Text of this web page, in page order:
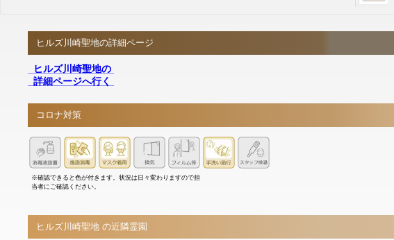
ヒルズ川崎聖地の詳細ページ
ヒルズ川崎聖地の
詳細ページへ行く
コロナ対策
※確認できると色が付きます。状況は日々変わりますので担
当者にご確認ください。
ヒルズ川崎聖地 の近隣霊園